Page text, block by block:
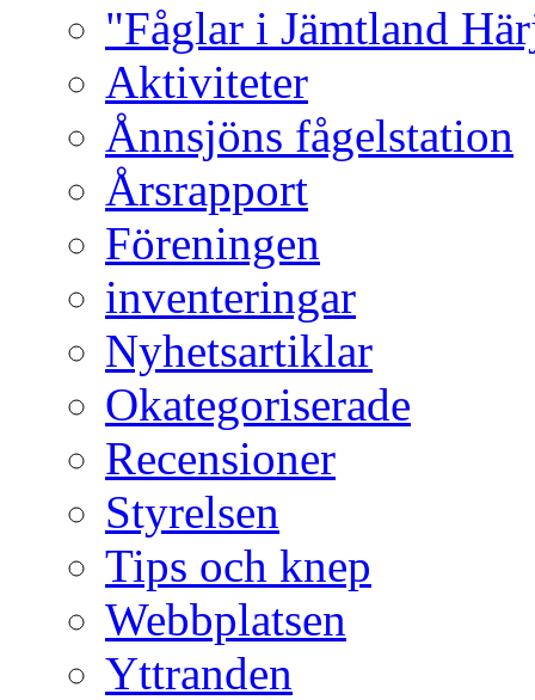
"Fåglar i Jämtland
Aktiviteter
Ånnsjöns fågelstation
Årsrapport
Föreningen
inventeringar
Nyhetsartiklar
Okategoriserade
Recensioner
Styrelsen
Tips och knep
Webbplatsen
Yttranden